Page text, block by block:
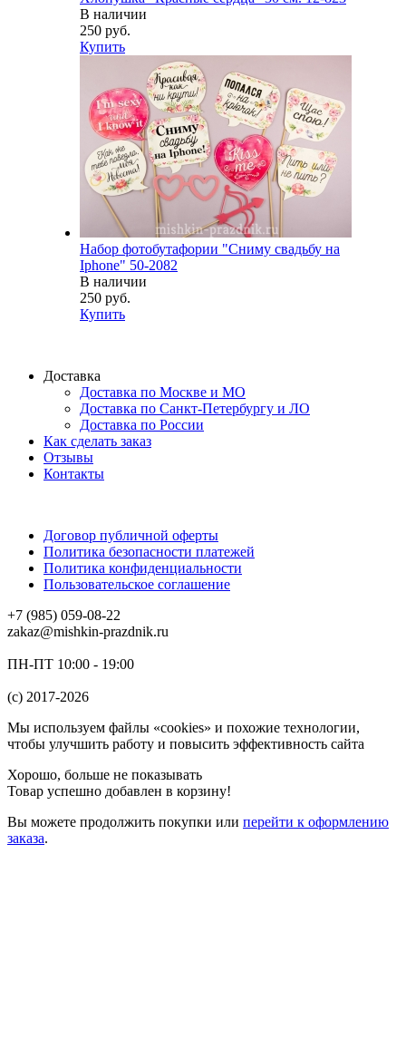
В наличии
250 руб.
Купить
Набор фотобутафории "Сниму свадьбу на
Iphone" 50-2082
В наличии
250 руб.
Купить
Доставка
Доставка по Москве и МО
Доставка по Санкт-Петербургу и ЛО
Доставка по России
Как сделать заказ
Отзывы
Контакты
Договор публичной оферты
Политика безопасности платежей
Политика конфиденциальности
Пользовательское соглашение
+7 (985) 059-08-22
zakaz@mishkin-prazdnik.ru
ПН-ПТ 10:00 - 19:00
(c) 2017-2026
Мы используем файлы «cookies» и похожие технологии,
чтобы улучшить работу и повысить эффективность сайта
Хорошо, больше не показывать
Товар успешно добавлен в корзину!
Вы можете продолжить покупки или перейти к оформлению
заказа.